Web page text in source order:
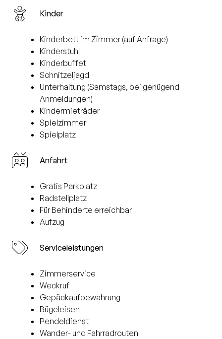
Kinder
Kinderbett im Zimmer (auf Anfrage)
Kinderstuhl
Kinderbuffet
Schnitzeljagd
Unterhaltung (Samstags, bei genügend
Anmeldungen)
Kindermieträder
Spielzimmer
Spielplatz
Anfahrt
Gratis Parkplatz
Radstellplatz
Für Behinderte erreichbar
Aufzug
Serviceleistungen
Zimmerservice
Weckruf
Gepäckaufbewahrung
Bügeleisen
Pendeldienst
Wander- und Fahrradrouten